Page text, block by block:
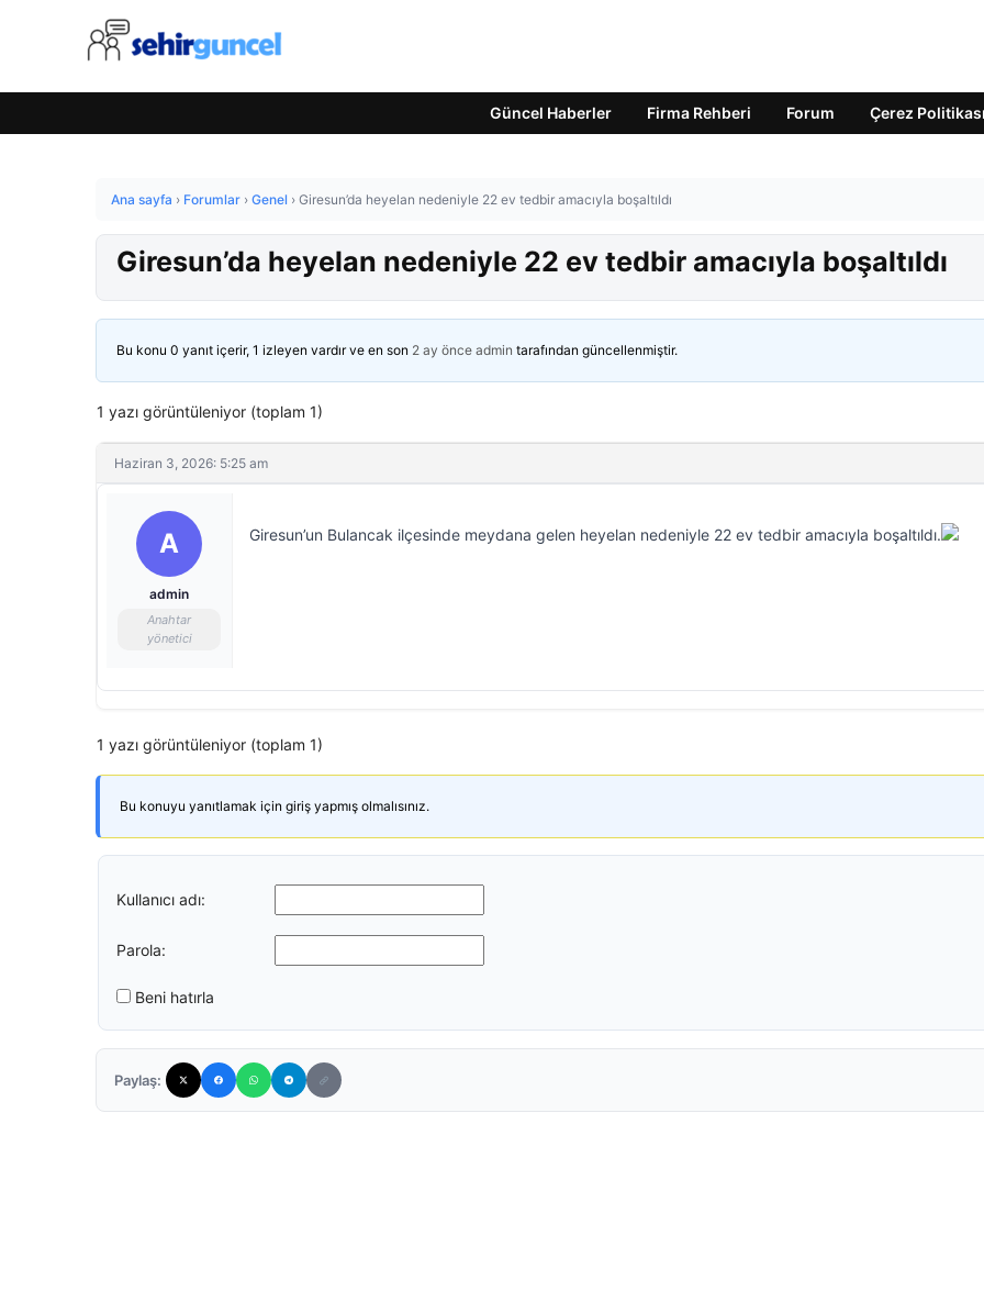
Güncel Haberler Firma Rehberi Forum Çerez Politikası
Ana sayfa › Forumlar › Genel › Giresun’da heyelan nedeniyle 22 ev tedbir amacıyla boşaltıldı
Giresun’da heyelan nedeniyle 22 ev tedbir amacıyla boşaltıldı
Bu konu 0 yanıt içerir, 1 izleyen vardır ve en son 2 ay önce admin tarafından güncellenmiştir.
1 yazı görüntüleniyor (toplam 1)
Haziran 3, 2026: 5:25 am
A
admin
Anahtar
yönetici
Giresun’un Bulancak ilçesinde meydana gelen heyelan nedeniyle 22 ev tedbir amacıyla boşaltıldı.
1 yazı görüntüleniyor (toplam 1)
Bu konuyu yanıtlamak için giriş yapmış olmalısınız.
Kullanıcı adı:
Parola:
Beni hatırla
Paylaş: